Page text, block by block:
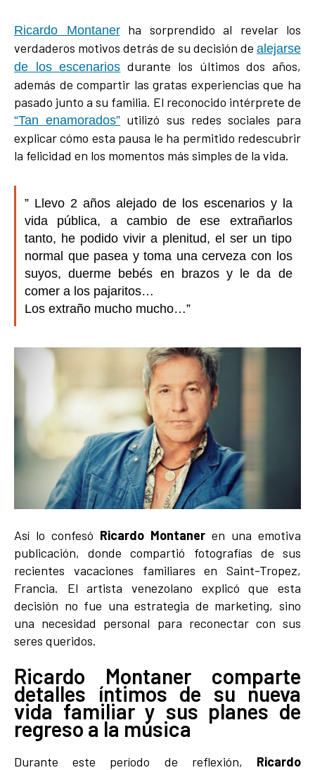
Ricardo Montanerha sorprendido al revelar los
verdaderos motivos detrás de su decisión de alejarse
de los escenarios durante los últimos dos años,
además de compartir las gratas experiencias que ha
pasado junto a su familia. El reconocido intérprete de
“Tan enamorados” utilizó sus redes sociales para
explicar cómo esta pausa le ha permitido redescubrir
la felicidad en los momentos más simples de la vida.
” Llevo 2 años alejado de los escenarios y la
vida pública, a cambio de ese extrañarlos
tanto, he podido vivir a plenitud, el ser un tipo
normal que pasea y toma una cerveza con los
suyos, duerme bebés en brazos y le da de
comer a los pajaritos…
Los extraño mucho mucho…”
Así lo confesó Ricardo Montaner en una emotiva
publicación, donde compartió fotografías de sus
recientes vacaciones familiares en Saint-Tropez,
Francia. El artista venezolano explicó que esta
decisión no fue una estrategia de marketing, sino
una necesidad personal para reconectar con sus
seres queridos.
Ricardo Montaner comparte
detalles íntimos de su nueva
vida familiar y sus planes de
regreso a la música
Durante este período de reflexión, Ricardo